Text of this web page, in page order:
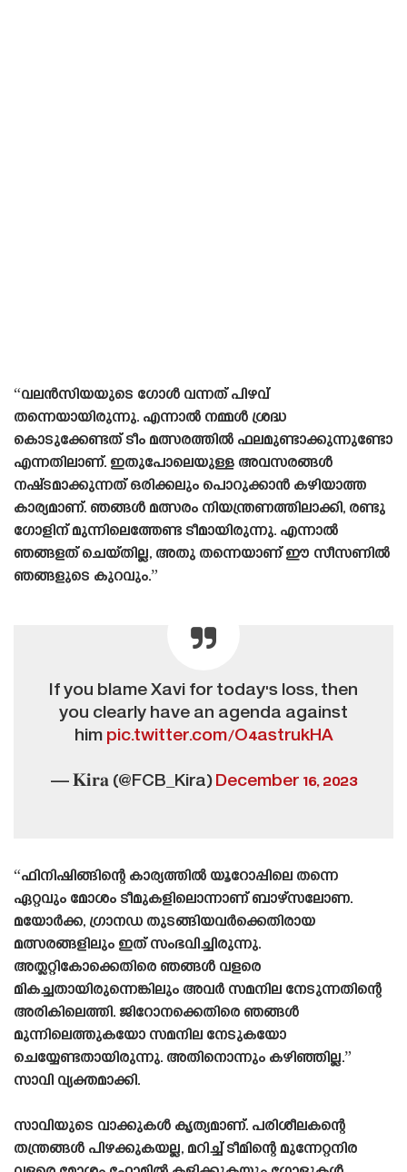
“വലൻസിയയുടെ ഗോൾ വന്നത് പിഴവ്
തന്നെയായിരുന്നു. എന്നാൽ നമ്മൾ ശ്രദ്ധ
കൊടുക്കേണ്ടത് ടീം മത്സരത്തിൽ ഫലമുണ്ടാക്കുന്നുണ്ടോ
എന്നതിലാണ്. ഇതുപോലെയുള്ള അവസരങ്ങൾ
നഷ്‌ടമാക്കുന്നത് ഒരിക്കലും പൊറുക്കാൻ കഴിയാത്ത
കാര്യമാണ്. ഞങ്ങൾ മത്സരം നിയന്ത്രണത്തിലാക്കി, രണ്ടു
ഗോളിന് മുന്നിലെത്തേണ്ട ടീമായിരുന്നു. എന്നാൽ
ഞങ്ങളത് ചെയ്‌തില്ല, അതു തന്നെയാണ് ഈ സീസണിൽ
ഞങ്ങളുടെ കുറവും.”
If you blame Xavi for today's loss, then
you clearly have an agenda against
him pic.twitter.com/O4astrukHA
— 𝐊𝐢𝐫𝐚 (@FCB_Kira)December 16, 2023
“ഫിനിഷിങ്ങിന്റെ കാര്യത്തിൽ യൂറോപ്പിലെ തന്നെ
ഏറ്റവും മോശം ടീമുകളിലൊന്നാണ് ബാഴ്‌സലോണ.
മയോർക്ക, ഗ്രാനഡ തുടങ്ങിയവർക്കെതിരായ
മത്സരങ്ങളിലും ഇത് സംഭവിച്ചിരുന്നു.
അത്ലറ്റികോക്കെതിരെ ഞങ്ങൾ വളരെ
മികച്ചതായിരുന്നെങ്കിലും അവർ സമനില നേടുന്നതിന്റെ
അരികിലെത്തി. ജിറോനക്കെതിരെ ഞങ്ങൾ
മുന്നിലെത്തുകയോ സമനില നേടുകയോ
ചെയ്യേണ്ടതായിരുന്നു. അതിനൊന്നും കഴിഞ്ഞില്ല.”
സാവി വ്യക്തമാക്കി.
സാവിയുടെ വാക്കുകൾ കൃത്യമാണ്. പരിശീലകന്റെ
തന്ത്രങ്ങൾ പിഴക്കുകയല്ല, മറിച്ച് ടീമിന്റെ മുന്നേറ്റനിര